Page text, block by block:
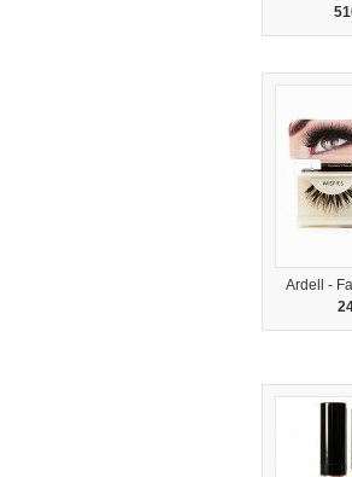
Ardell -